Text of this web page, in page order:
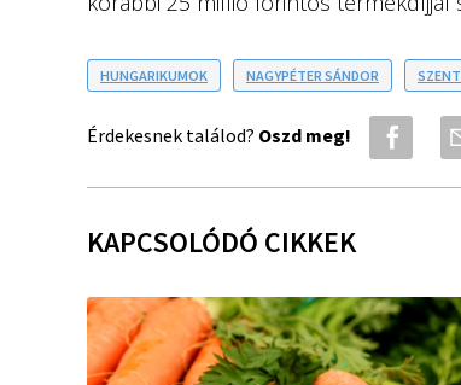
HUNGARIKUMOK NAGYPÉTER SÁNDOR
Érdekesnek találod? Oszd meg!
KAPCSOLÓDÓ CIKKEK